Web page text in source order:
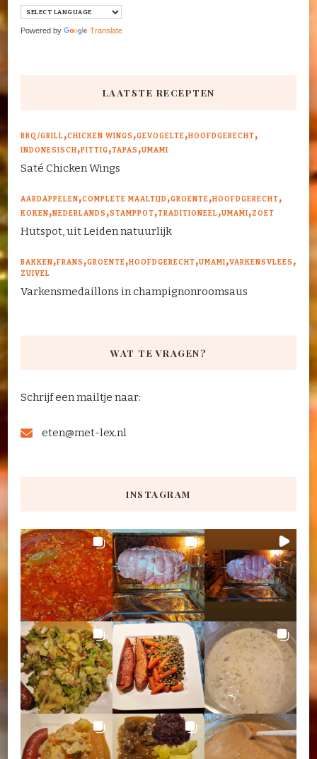
Powered by Translate
LAATSTE RECEPTEN
BBQ/GRILL CHICKEN WINGS GEVOGELTE HOOFDGERECHT
INDONESISCH PITTIG TAPAS UMAMI
Saté Chicken Wings
AARDAPPELEN COMPLETE MAALTIJD GROENTE HOOFDGERECHT
KOKEN
NEDERLANDS STAMPPOT TRADITIONEEL UMAMI ZOET
Hutspot, uit Leiden natuurlijk
BAKKEN FRANS GROENTE HOOFDGERECHT UMAMI VARKENSVLEES
ZUIVEL
Varkensmedaillons in champignonroomsaus
WAT TE VRAGEN?
Schrijf een mailtje naar:
eten@met-lex.nl
INSTAGRAM